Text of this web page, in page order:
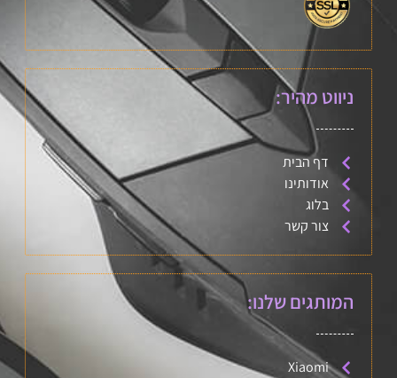
ניווט מהיר:
דף הבית
אודותינו
בלוג
צור קשר
המותגים שלנו:
Xiaomi